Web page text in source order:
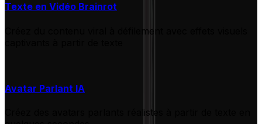
Texte en Vidéo Brainrot
Créez du contenu viral à défilement avec effets visuels
Avatar Parlant IA
Créez des avatars parlants réalistes à partir de texte en